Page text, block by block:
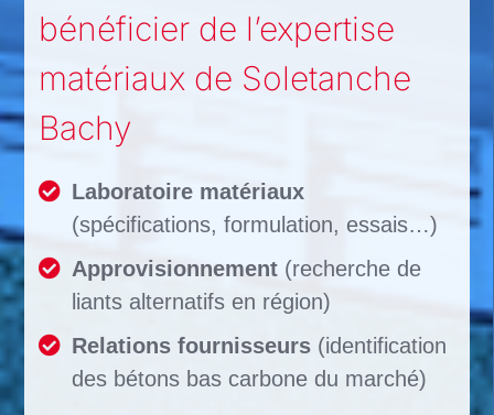
bénéficier de l’expertise
matériaux de Soletanche
Bachy
Laboratoire matériaux
(spécifications, formulation, essais…)
Approvisionnement(recherche de
liants alternatifs en région)
Relations fournisseurs(identification
des bétons bas carbone du marché)